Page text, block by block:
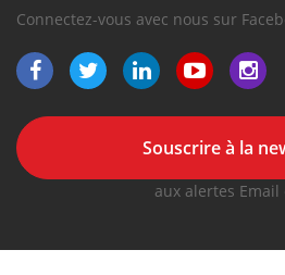
Connectez-vous avec nous sur
Souscrire à la
aux alertes Email